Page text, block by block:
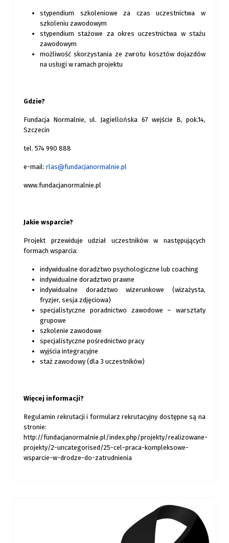
stypendium szkoleniowe za czas uczestnictwa w
szkoleniu zawodowym
stypendium stażowe za okres uczestnictwa w stażu
zawodowym
możliwość skorzystania ze zwrotu kosztów dojazdów
na usługi w ramach projektu
Gdzie?
Fundacja Normalnie, ul. Jagiellońska 67 wejście B, pok.14,
Szczecin
tel. 574 990 888
e-mail: rlas@fundacjanormalnie.pl
www.fundacjanormalnie.pl
Jakie wsparcie?
Projekt przewiduje udział uczestników w następujących
formach wsparcia:
indywidualne doradztwo psychologiczne lub coaching
indywidualne doradztwo prawne
indywidualne doradztwo wizerunkowe (wizażysta,
fryzjer, sesja zdjęciowa)
specjalistyczne poradnictwo zawodowe – warsztaty
grupowe
szkolenie zawodowe
specjalistyczne pośrednictwo pracy
wyjścia integracyjne
staż zawodowy (dla 3 uczestników)
Więcej informacji?
Regulamin rekrutacji i formularz rekrutacyjny dostępne są na
stronie:
http://fundacjanormalnie.pl/index.php/projekty/realizowane-
projekty/2-uncategorised/25-cel-praca-kompleksowe-
wsparcie-w-drodze-do-zatrudnienia